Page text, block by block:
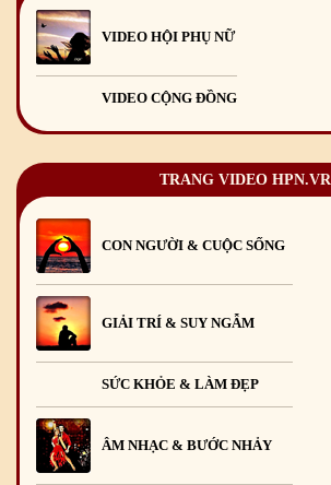
VIDEO HỘI PHỤ NỮ
VIDEO CỘNG ĐỒNG
TRANG VIDEO HPN.VR
CON NGƯỜI & CUỘC SỐNG
GIẢI TRÍ & SUY NGẪM
SỨC KHỎE & LÀM ĐẸP
ÂM NHẠC & BƯỚC NHẢY